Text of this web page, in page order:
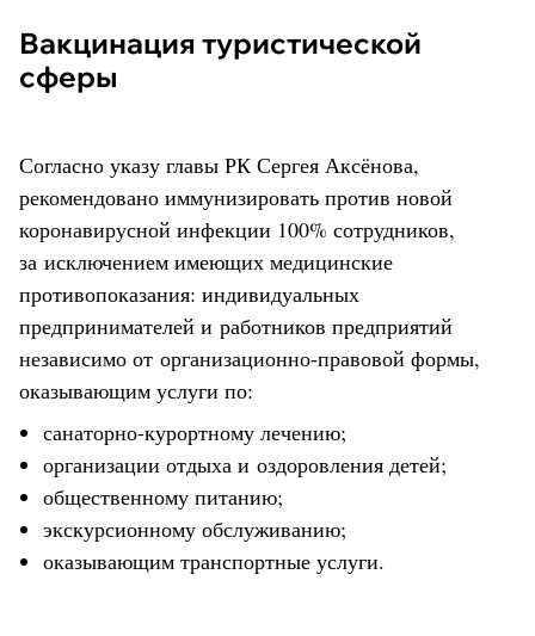
Вакцинация туристической
сферы
Согласно указу главы РК Сергея Аксёнова,
рекомендовано иммунизировать против новой
коронавирусной инфекции 100% сотрудников,
за исключением имеющих медицинские
противопоказания: индивидуальных
предпринимателей и работников предприятий
независимо от организационно-правовой формы,
оказывающим услуги по:
санаторно-курортному лечению;
организации отдыха и оздоровления детей;
общественному питанию;
экскурсионному обслуживанию;
оказывающим транспортные услуги.